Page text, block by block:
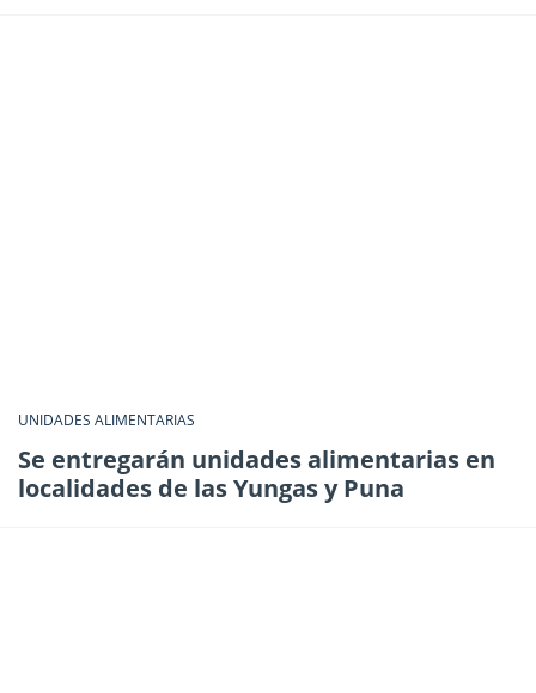
UNIDADES ALIMENTARIAS
Se entregarán unidades alimentarias en
localidades de las Yungas y Puna